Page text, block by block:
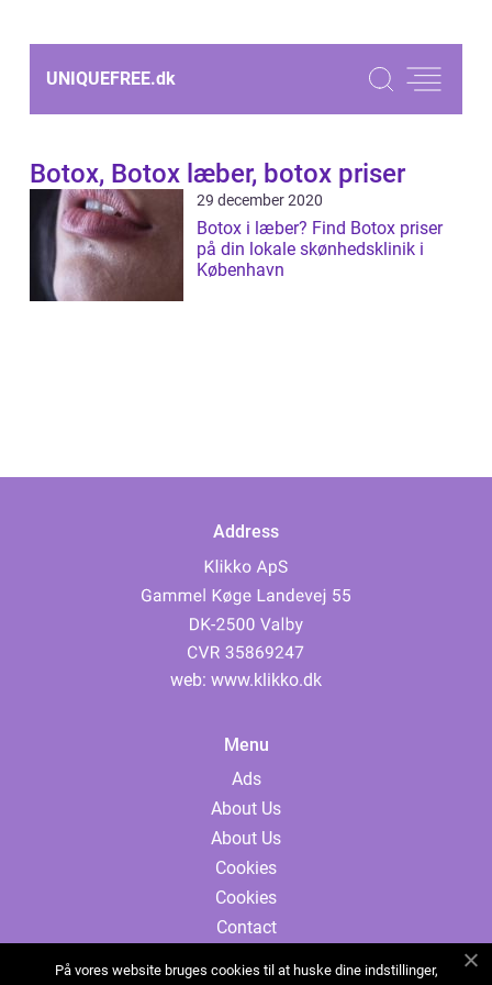
UNIQUEFREE.dk
Botox, Botox læber, botox priser
29 december 2020
Botox i læber? Find Botox priser
på din lokale skønhedsklinik i
København
Address
web: www.klikko.dk
Menu
Ads
About Us
About Us
Cookies
Cookies
Contact
På vores website bruges cookies til at huske dine indstillinger,